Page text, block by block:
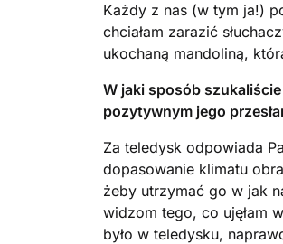
Każdy z nas (w tym ja!)
chciałam zarazić
ukochaną mandoliną,
W jaki sposób
pozytywnym jego
Za teledysk odpowiada
dopasowanie klimatu
żeby utrzymać go w jak
widzom tego, co ujęłam
było w teledysku,